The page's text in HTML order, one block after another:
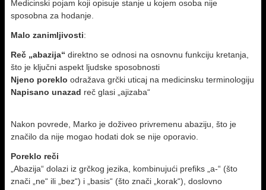
Medicinski pojam koji opisuje stanje u kojem osoba nije
sposobna za hodanje.
Malo zanimljivosti:
Reč „abazija“ direktno se odnosi na osnovnu funkciju kretanja,
što je ključni aspekt ljudske sposobnosti
Njeno poreklo odražava grčki uticaj na medicinsku terminologiju
Napisano unazad reč glasi „ajizaba“
Nakon povrede, Marko je doživeo privremenu abaziju, što je
značilo da nije mogao hodati dok se nije oporavio.
Poreklo reči
„Abazija“ dolazi iz grčkog jezika, kombinujući prefiks „a-“ (što
znači „ne“ ili „bez“) i „basis“ (što znači „korak“), doslovno